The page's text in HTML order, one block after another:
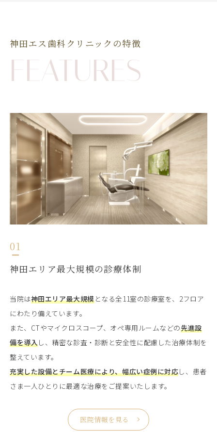
神田エス歯科クリニックの特徴
FEATURES
01
神田エリア最大規模の診療体制
当院は神田エリア最大規模となる全11室の診療室を、2フロア
にわたり備えています。
また、CTやマイクロスコープ、オペ専用ルームなどの先進設
備を導入し、精密な診査・診断と安全性に配慮した治療体制を
整えています。
充実した設備とチーム医療により、幅広い症例に対応し、患者
さま一人ひとりに最適な治療をご提案いたします。
医院情報を見る